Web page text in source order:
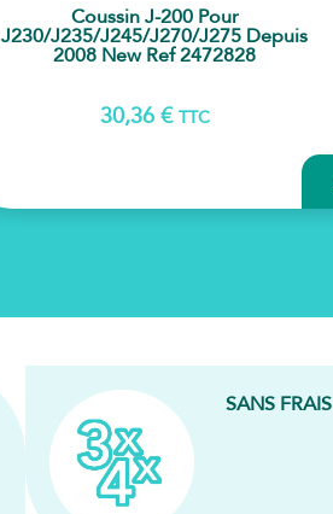
Coussin J-200 Pour
J230/j235/j245/j270/j275 Depuis
2008 New Ref 2472828
30,36 € TTC
SANS FRAIS